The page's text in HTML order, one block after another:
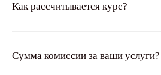
Как рассчитывается курс?
Сумма комиссии за ваши услуги?